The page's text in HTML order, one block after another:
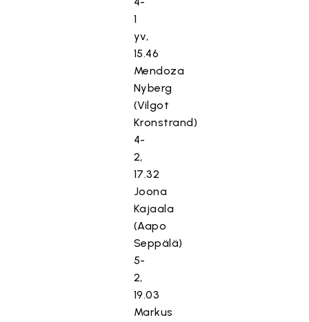
1
yv,
15.46
Mendoza
Nyberg
(Vilgot
Kronstrand)
4-
2,
17.32
Joona
Kajaala
(Aapo
Seppälä)
5-
2,
19.03
Markus